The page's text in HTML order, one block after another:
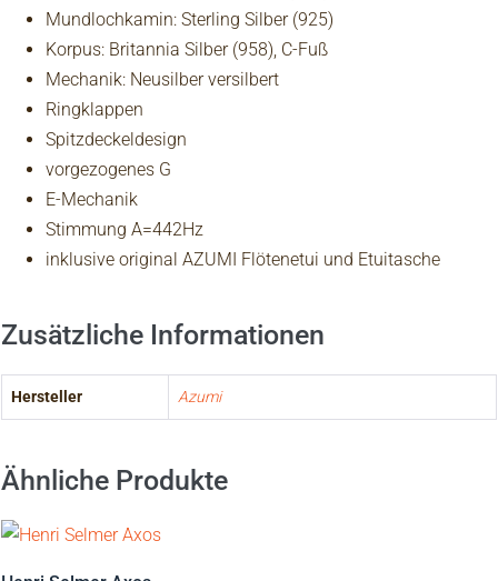
Mundlochkamin: Sterling Silber (925)
Korpus: Britannia Silber (958), C-Fuß
Mechanik: Neusilber versilbert
Ringklappen
Spitzdeckeldesign
vorgezogenes G
E-Mechanik
Stimmung A=442Hz
inklusive original AZUMI Flötenetui und Etuitasche
Zusätzliche Informationen
Hersteller Azumi
Ähnliche Produkte